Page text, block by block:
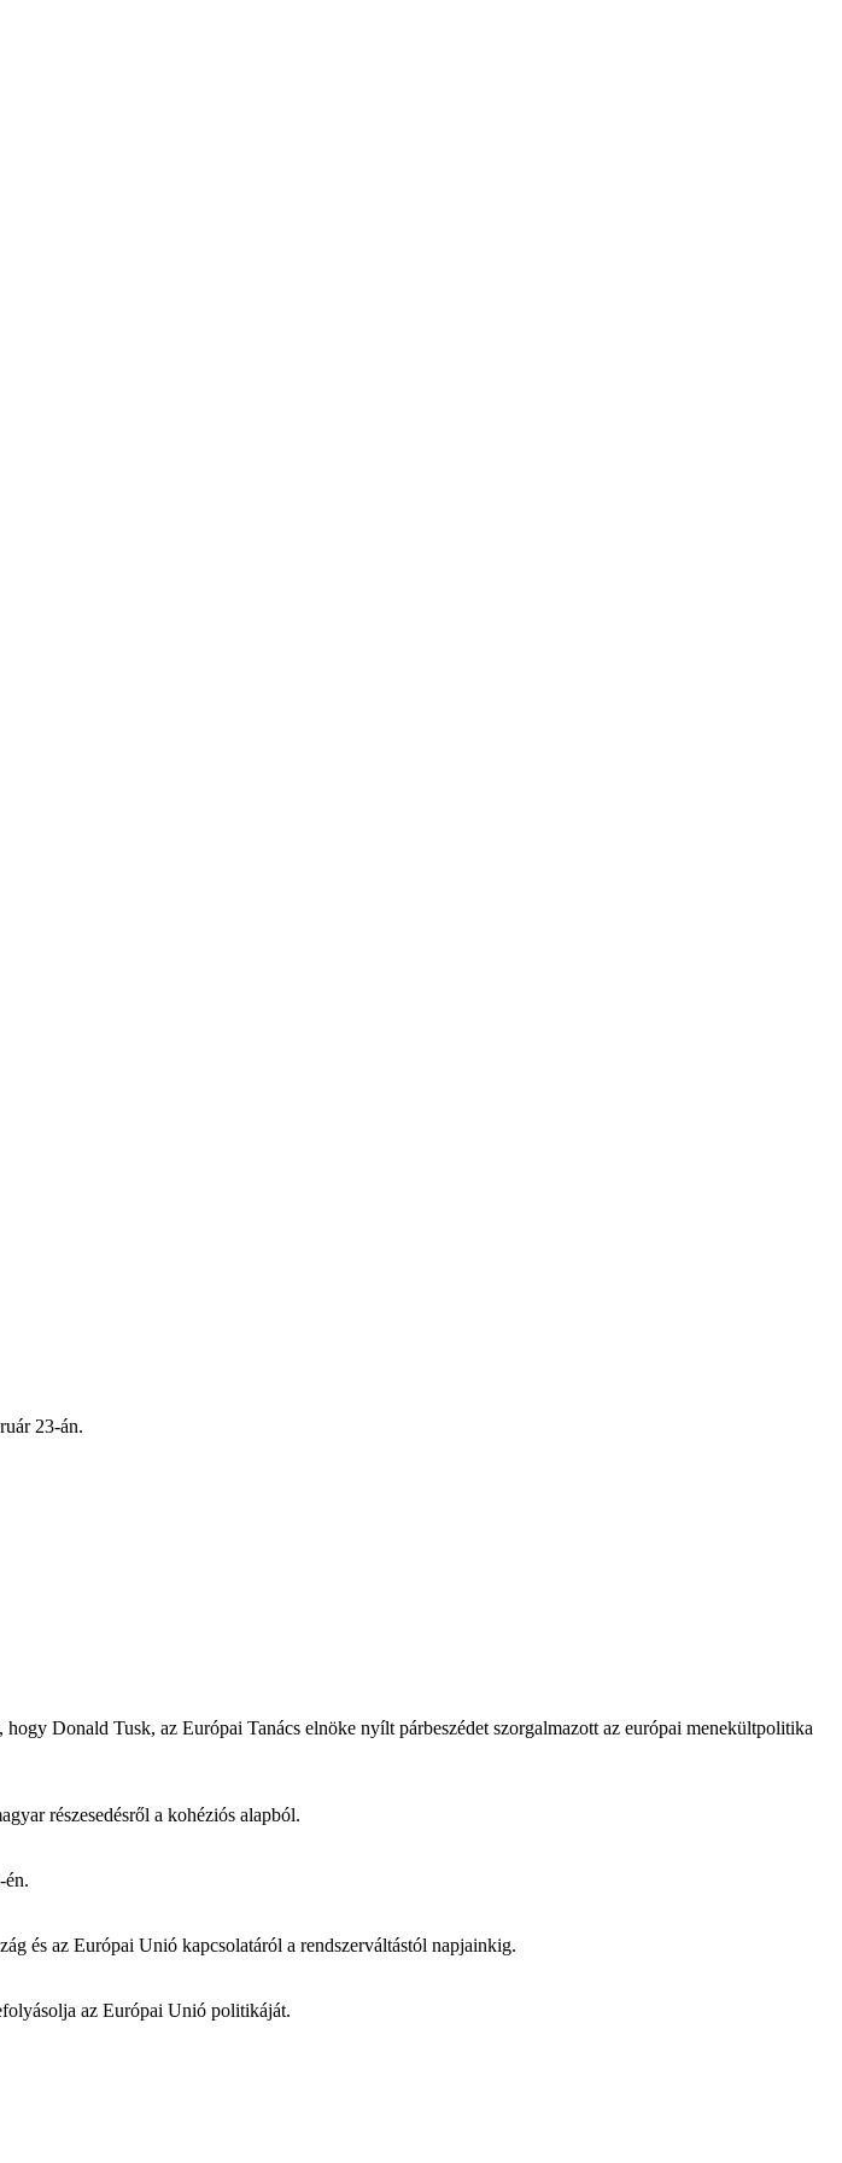
23-án.
Donald Tusk, az Európai Tanács elnöke nyílt párbeszédet szorgalmazott az európai menekültpolitika
részesedésről a kohéziós alapból.
én.
és az Európai Unió kapcsolatáról a rendszerváltástól napjainkig.
az Európai Unió politikáját.